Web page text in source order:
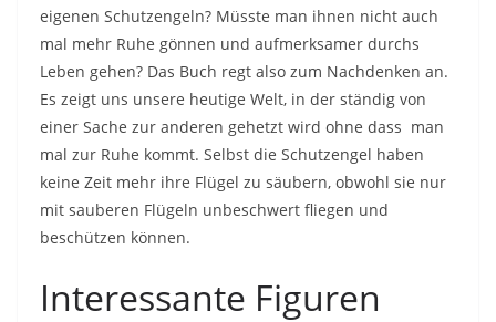
eigenen Schutzengeln? Müsste man ihnen nicht auch
mal mehr Ruhe gönnen und aufmerksamer durchs
Leben gehen? Das Buch regt also zum Nachdenken an.
Es zeigt uns unsere heutige Welt, in der ständig von
einer Sache zur anderen gehetzt wird ohne dass man
mal zur Ruhe kommt. Selbst die Schutzengel haben
keine Zeit mehr ihre Flügel zu säubern, obwohl sie nur
mit sauberen Flügeln unbeschwert fliegen und
beschützen können.
Interessante Figuren